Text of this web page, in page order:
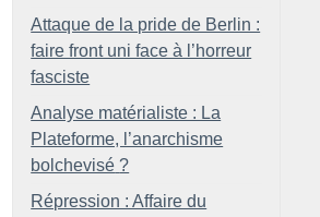
Attaque de la pride de Berlin :
faire front uni face à l’horreur
fasciste
Analyse matérialiste : La
Plateforme, l’anarchisme
bolchevisé ?
Répression : Affaire du